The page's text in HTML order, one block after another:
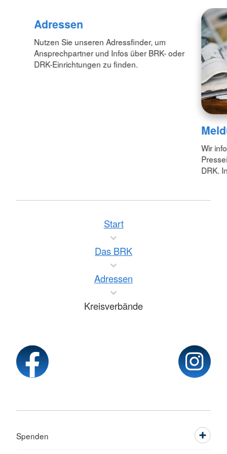
Adressen
Nutzen Sie unseren Adressfinder, um
Ansprechpartner und Infos über BRK- oder
DRK-Einrichtungen zu finden.
Wir
DRK.
Start
Das BRK
Adressen
Kreisverbände
Spenden